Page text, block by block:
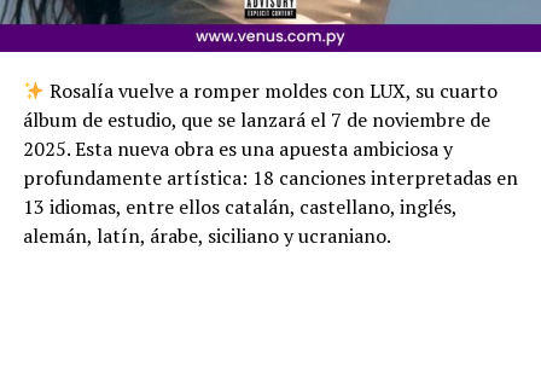
Rosalía vuelve a romper moldes con LUX, su cuarto
álbum de estudio, que se lanzará el 7 de noviembre de
2025. Esta nueva obra es una apuesta ambiciosa y
profundamente artística: 18 canciones interpretadas en
13 idiomas, entre ellos catalán, castellano, inglés,
alemán, latín, árabe, siciliano y ucraniano.